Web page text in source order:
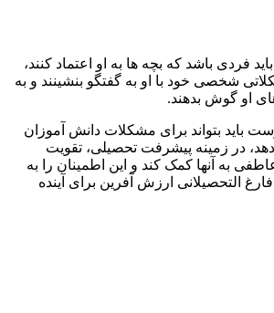
باشد که بچه ها به او اعتماد کنند،
شخصی خود با او به گفتگو بنشینند و به
او گوش بدهند.
بتواند برای مشکلات دانش آموزان
در زمینه پیشرفت تحصیلی، تقویت
به آنها کمک کند و این اطمینان را به
التحصیلانی ارزش آفرین برای آینده